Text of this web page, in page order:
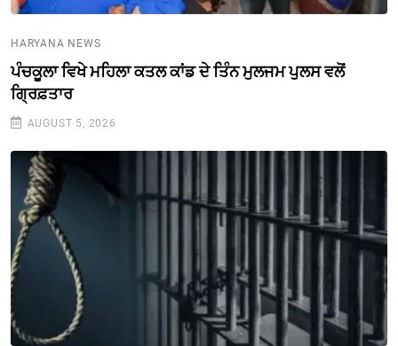
HARYANA NEWS
ਪੰਚਕੂਲਾ ਵਿਖੇ ਮਹਿਲਾ ਕਤਲ ਕਾਂਡ ਦੇ ਤਿੰਨ ਮੁਲਜਮ ਪੁਲਸ ਵਲੋਂ
ਗ੍ਰਿਫ਼ਤਾਰ
AUGUST 5, 2026